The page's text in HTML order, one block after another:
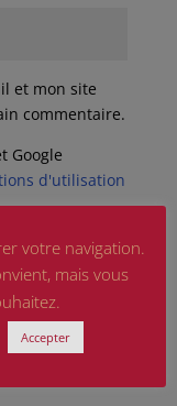
et mon site
commentaire.
Google
d'utilisation
votre navigation.
mais vous
Accepter